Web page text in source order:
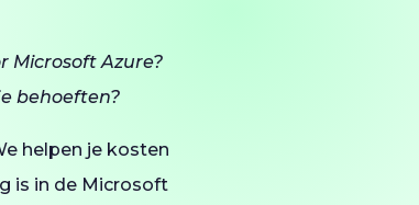
Microsoft Azure?
behoeften?
helpen je kosten
is in de Microsoft